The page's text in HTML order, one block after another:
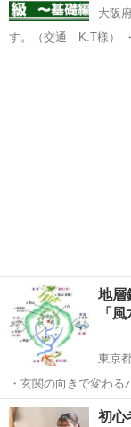
大阪
地
「
東京
・玄関の向きで変わ
くする対処法 …
東京 日野市 豊
初心